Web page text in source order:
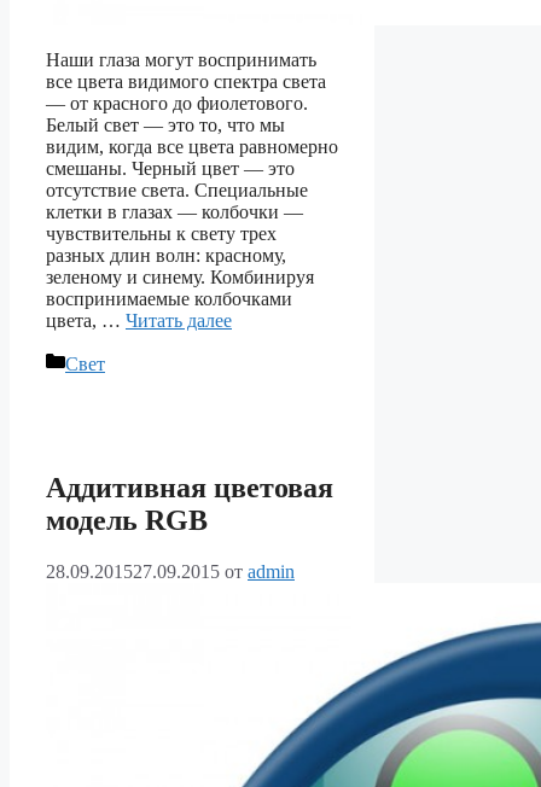
Наши глаза могут воспринимать
все цвета видимого спектра света
— от красного до фиолетового.
Белый свет — это то, что мы
видим, когда все цвета равномерно
смешаны. Черный цвет — это
отсутствие света. Специальные
клетки в глазах — колбочки —
чувствительны к свету трех
разных длин волн: красному,
зеленому и синему. Комбинируя
воспринимаемые колбочками
цвета, … Читать далее
Рубрики
Свет
Аддитивная цветовая
модель RGB
28.09.201527.09.2015 от admin